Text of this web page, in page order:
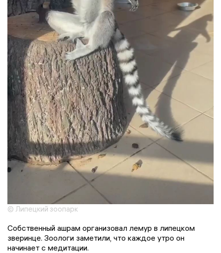
© Липецкий зоопарк
Собственный ашрам организовал лемур в липецком
зверинце. Зоологи заметили, что каждое утро он
начинает с медитации.